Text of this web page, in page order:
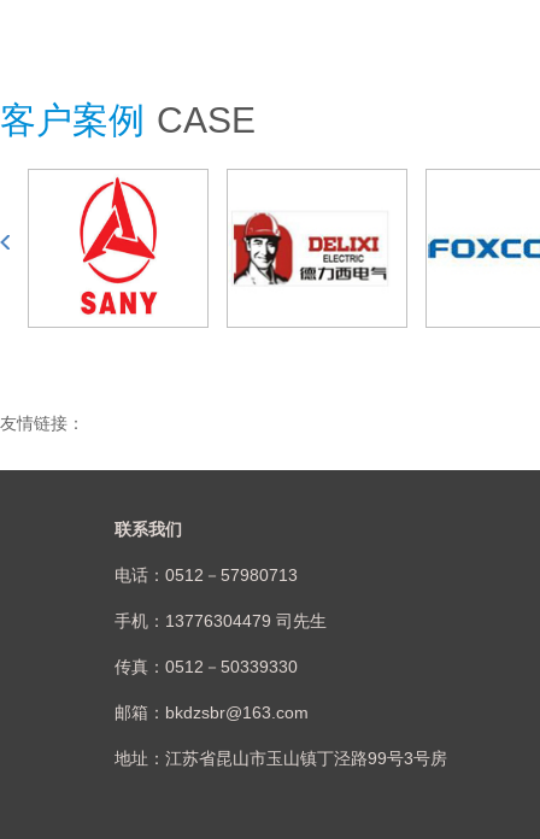
客户案例 CASE
友情链接：
联系我们
电话：0512－57980713
手机：13776304479 司先生
传真：0512－50339330
邮箱：bkdzsbr@163.com
地址：江苏省昆山市玉山镇丁泾路99号3号房